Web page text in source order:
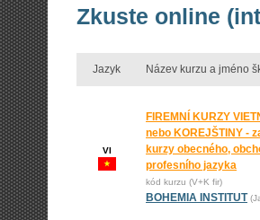
Zkuste online
Jazyk Název kurzu a jméno
VI
FIREMNÍ KURZY
nebo KOREJŠTINY -
kurzy obecného,
profesního jazyka
kód kurzu (V+K fir)
BOHEMIA INSTITUT